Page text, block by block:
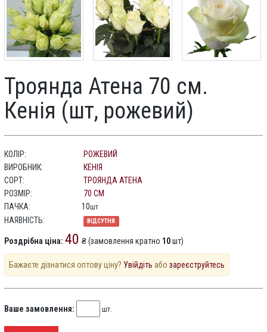
Троянда Атена 70 см.
Кенія (шт, рожевий)
КОЛІР:
РОЖЕВИЙ
ВИРОБНИК:
КЕНІЯ
СОРТ:
ТРОЯНДА АТЕНА
РОЗМІР:
70 СМ
ПАЧКА:
10шт
НАЯВНІСТЬ: ВІДСУТНЯ
Роздрібна ціна: 40 ₴ (замовлення кратно 10шт)
Бажаєте дізнатися оптову ціну? Увійдіть або зареєструйтесь
Ваше замовлення: шт.